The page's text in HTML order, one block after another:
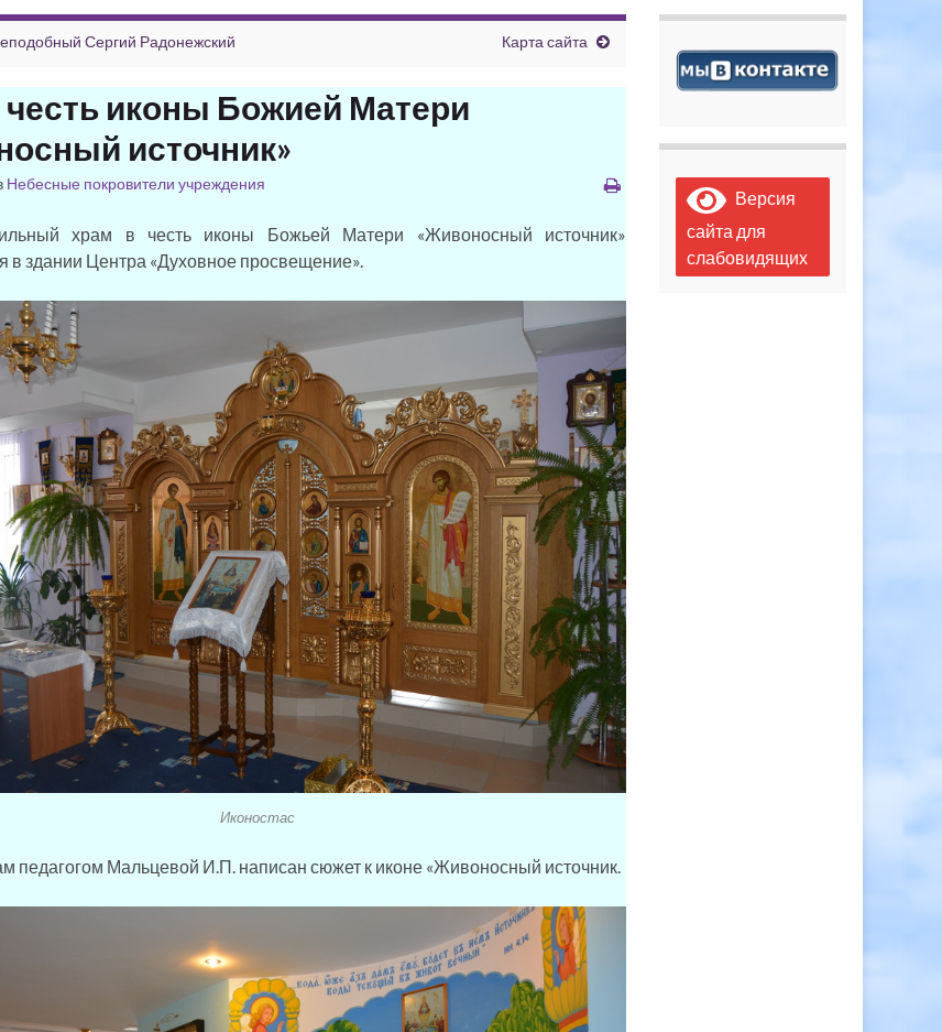
Сергий Радонежский Карта сайта
иконы Божией Матери
источник»
Небесные покровители учреждения
храм в честь иконы Божьей Матери «Живоносный источник»
в здании Центра «Духовное просвещение».
Иконостас
педагогом Мальцевой И.П. написан сюжет к иконе «Живоносный источник.
Версия
сайта для
слабовидящих